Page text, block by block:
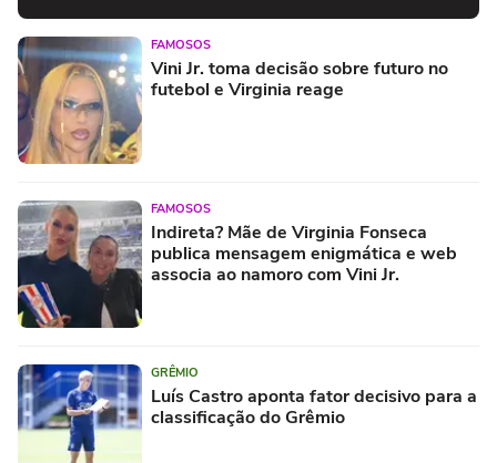
FAMOSOS
Vini Jr. toma decisão sobre futuro no
futebol e Virginia reage
FAMOSOS
Indireta? Mãe de Virginia Fonseca
publica mensagem enigmática e web
associa ao namoro com Vini Jr.
GRÊMIO
Luís Castro aponta fator decisivo para a
classificação do Grêmio